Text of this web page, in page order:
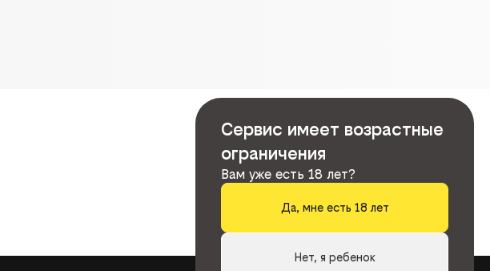
Сервис имеет возрастные
ограничения
Вам уже есть 18 лет?
Да, мне есть 18 лет
Нет, я ребенок